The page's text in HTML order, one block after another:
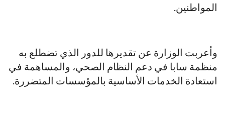
المواطنين.
وأعربت الوزارة عن تقديرها للدور الذي تضطلع به
منظمة سابا في دعم النظام الصحي، والمساهمة في
استعادة الخدمات الأساسية بالمؤسسات المتضررة.